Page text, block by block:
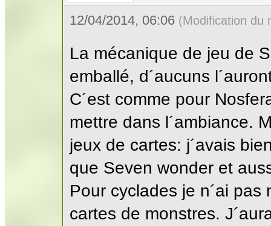
12/04/2014, 06:06 (Modification du
La mécanique de jeu de
emballé, d´aucuns
C´est comme pour
mettre dans l´ambiance.
jeux de cartes: j´avais
que Seven wonder et
Pour cyclades je n´ai pas
cartes de monstres.